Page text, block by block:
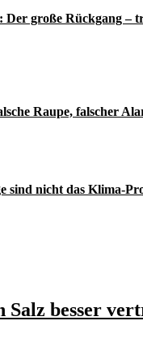
große Rückgang –
Raupe, falscher
sind nicht das Klima-
Salz besser